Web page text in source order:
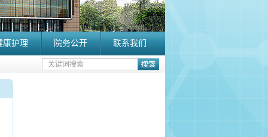
康护理 院务公开 联系我们